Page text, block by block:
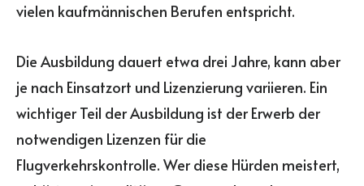
vielen kaufmännischen Berufen entspricht.
Die Ausbildung dauert etwa drei Jahre, kann aber
je nach Einsatzort und Lizenzierung variieren. Ein
wichtiger Teil der Ausbildung ist der Erwerb der
notwendigen Lizenzen für die
Flugverkehrskontrolle. Wer diese Hürden meistert,